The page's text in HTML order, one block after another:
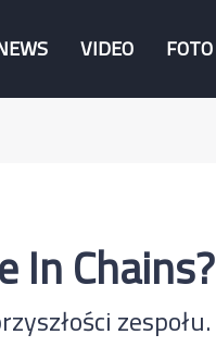
VIDEO FOTO
In Chains?
zespołu.